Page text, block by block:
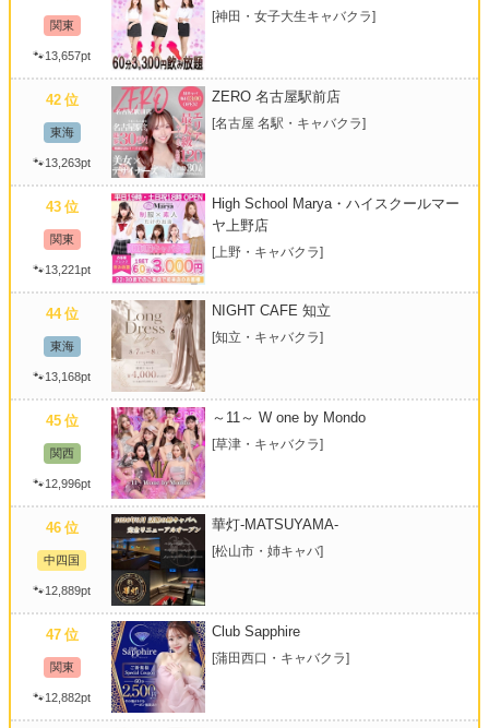
関東
🐾13,657pt
[神田・女子大生キャバクラ]
42 位
東海
🐾13,263pt
ZERO 名古屋駅前店
[名古屋 名駅・キャバクラ]
43 位
関東
🐾13,221pt
High School Marya・ハイスクールマー
ヤ上野店
[上野・キャバクラ]
44 位
東海
🐾13,168pt
NIGHT CAFE 知立
[知立・キャバクラ]
45 位
関西
🐾12,996pt
～11～ W one by Mondo
[草津・キャバクラ]
46 位
中四国
🐾12,889pt
華灯-MATSUYAMA-
[松山市・姉キャバ]
47 位
関東
🐾12,882pt
Club Sapphire
[蒲田西口・キャバクラ]